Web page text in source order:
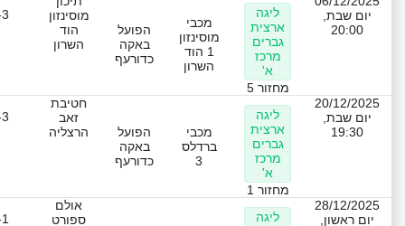
יום שבת,
20:00
ליגה
ארצית
גברים
מרכז
א'
מחזור 5
מכבי
מוסינזון
1 הוד
השרון
הפועל
באקה
כדורעף
מוסינזון
הוד
השרון
20/12/2025
יום שבת,
19:30
ליגה
ארצית
גברים
מרכז
א'
מחזור 1
מכבי
ברדלס
3
הפועל
באקה
כדורעף
חטיבת
זאב
הרצליה
28/12/2025
יום ראשון,
ליגה
אולם
ספורט